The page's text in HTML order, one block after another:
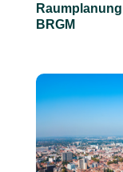
BRGM